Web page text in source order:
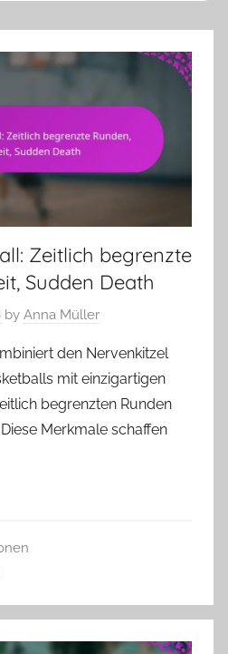
Zeitlich begrenzte
Sudden Death
by Anna Müller
den Nervenkitzel
mit einzigartigen
begrenzten Runden
Merkmale schaffen